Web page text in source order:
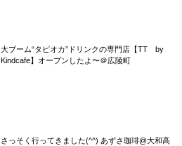
大ブーム“タピオカ”ドリンクの専門店【TT by
Kindcafe】オープンしたよ〜＠広陵町
さっそく行ってきました(^^) あずさ珈琲@大和高